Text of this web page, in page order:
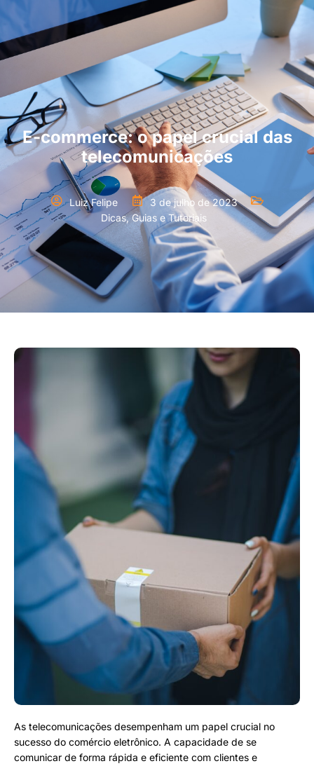
E-commerce: o papel crucial das
telecomunicações
Luiz Felipe
3 de julho de 2023
Dicas, Guias e Tutoriais
As telecomunicações desempenham um papel crucial no
sucesso do comércio eletrônico. A capacidade de se
comunicar de forma rápida e eficiente com clientes e